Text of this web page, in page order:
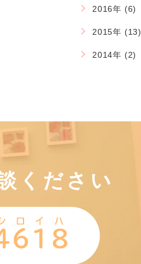
2016年 (6)
2015年 (13)
2014年 (2)
ください